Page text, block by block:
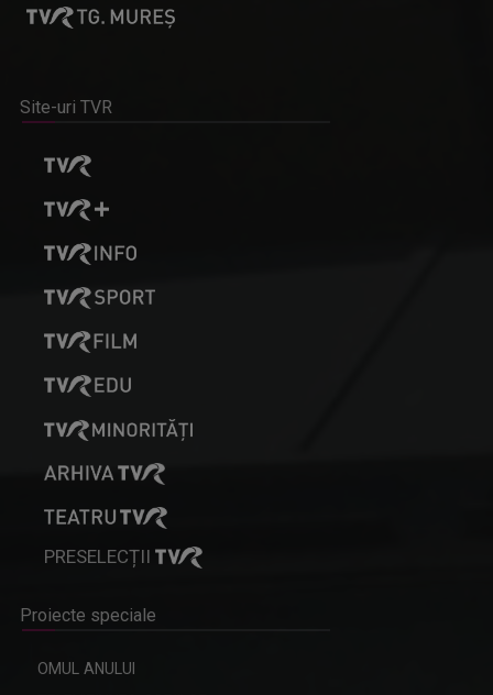
Site-uri TVR
PRESELECȚII
Proiecte speciale
OMUL ANULUI